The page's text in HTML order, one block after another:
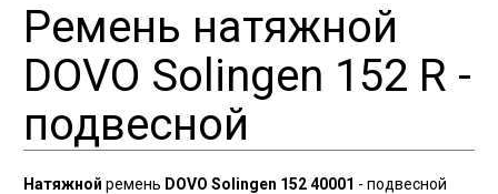
Ремень натяжной
DOVO Solingen 152 R -
подвесной
Натяжной ремень DOVO Solingen 152 40001 - подвесной